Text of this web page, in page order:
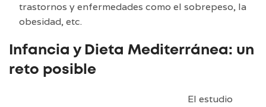
trastornos y enfermedades como el sobrepeso, la
obesidad, etc.
Infancia y Dieta Mediterránea: un
reto posible
El estudio